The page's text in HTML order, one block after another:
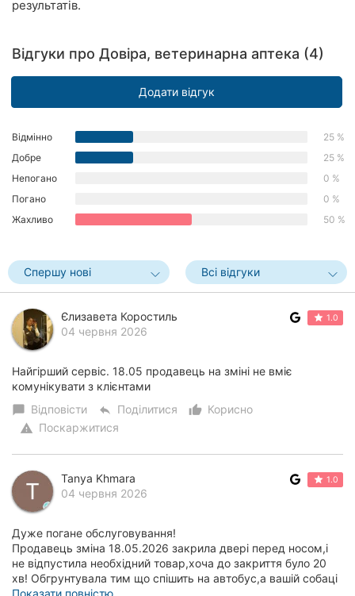
Дніпро
Ріг
Миколаїв
Чернігів
Черкаси
Чернівці
Суми
Івано-
Франківськ
Ужгород
Карпати
результатів.
Відгуки про Довіра, ветеринарна аптека (4)
Додати відгук
Відмінно
25 %
Добре
25 %
Непогано
0 %
Погано
0 %
Жахливо
50 %
Спершу нові Всі відгуки
Єлизавета Коростиль
04 червня 2026
1.0
Найгірший сервіс. 18.05 продавець на зміні не вміє
комунікувати з клієнтами
chat_bubble Відповісти reply Поділитися thumb_up_alt
Корисно
warning Поскаржитися
Tanya Khmara
04 червня 2026
1.0
Дуже погане обслуговування!
Продавець зміна 18.05.2026 закрила двері перед носом,і
не відпустила необхідний товар,хоча до закриття було 20
хв! Обгрунтувала тим що спішить на автобус,а вашій собаці
нічого не станеться! З таким відношенням до тварин -...
Показати повністю